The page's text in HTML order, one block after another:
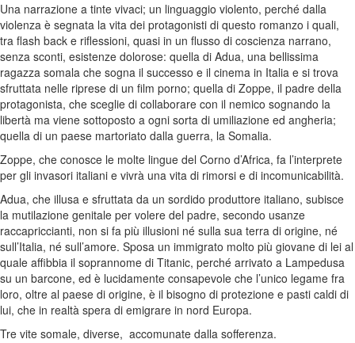
Una narrazione a tinte vivaci; un linguaggio violento, perché dalla
violenza è segnata la vita dei protagonisti di questo romanzo i quali,
tra flash back e riflessioni, quasi in un flusso di coscienza narrano,
senza sconti, esistenze dolorose: quella di Adua, una bellissima
ragazza somala che sogna il successo e il cinema in Italia e si trova
sfruttata nelle riprese di un film porno; quella di Zoppe, il padre della
protagonista, che sceglie di collaborare con il nemico sognando la
libertà ma viene sottoposto a ogni sorta di umiliazione ed angheria;
quella di un paese martoriato dalla guerra, la Somalia.
Zoppe, che conosce le molte lingue del Corno d’Africa, fa l’interprete
per gli invasori italiani e vivrà una vita di rimorsi e di incomunicabilità.
Adua, che illusa e sfruttata da un sordido produttore italiano, subisce
la mutilazione genitale per volere del padre, secondo usanze
raccapriccianti, non si fa più illusioni né sulla sua terra di origine, né
sull’Italia, né sull’amore. Sposa un immigrato molto più giovane di lei al
quale affibbia il soprannome di Titanic, perché arrivato a Lampedusa
su un barcone, ed è lucidamente consapevole che l’unico legame fra
loro, oltre al paese di origine, è il bisogno di protezione e pasti caldi di
lui, che in realtà spera di emigrare in nord Europa.
Tre vite somale, diverse, accomunate dalla sofferenza.